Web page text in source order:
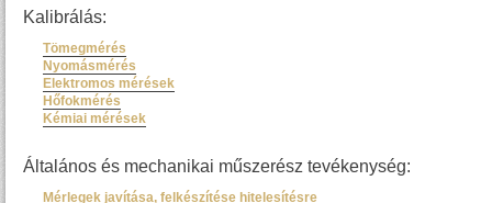
Kalibrálás:
Tömegmérés
Nyomásmérés
Elektromos mérések
Hőfokmérés
Kémiai mérések
Általános és mechanikai műszerész tevékenység:
Mérlegek javítása, felkészítése hitelesítésre